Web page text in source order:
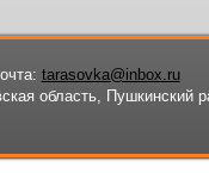
tarasovka@inbox.ru
область, Пушкинский